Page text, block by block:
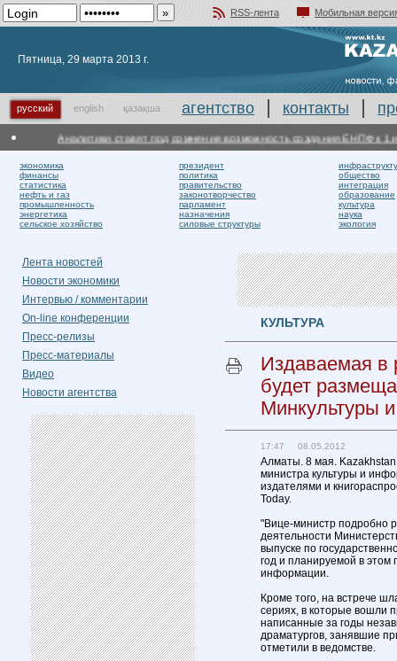
RSS-лента
Мобильная
Пятница, 29 марта 2013 г.
русский english қазақша агентство контакты
Аналитики ставят под сомнение возможность создания ЕНПФ к 1
экономика
финансы
статистика
нефть и газ
промышленность
энергетика
сельское хозяйство
президент
политика
правительство
законотворчество
парламент
назначения
силовые структуры
общество
интеграция
образование
культура
наука
экология
Лента новостей
Новости экономики
Интервью / комментарии
On-line конференции
Пресс-релизы
Пресс-материалы
Видео
Новости агентства
КУЛЬТУРА
Издаваемая в
будет
Минкультуры
17:47 08.05.2012
Алматы. 8 мая.
министра культуры и
издателями и
Today.
"Вице-министр подробно
деятельности
выпуске по
год и планируемой в этом
информации.
Кроме того, на встрече
сериях, в которые вошли
написанные за годы
драматургов, занявшие
отметили в ведомстве.